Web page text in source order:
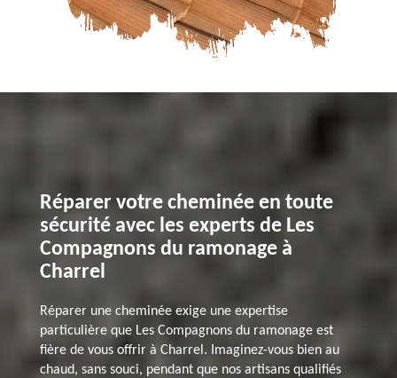
Réparer votre cheminée en toute
sécurité avec les experts de Les
Compagnons du ramonage à
Charrel
Réparer une cheminée exige une expertise
particulière que Les Compagnons du ramonage est
fière de vous offrir à Charrel. Imaginez-vous bien au
chaud, sans souci, pendant que nos artisans qualifiés